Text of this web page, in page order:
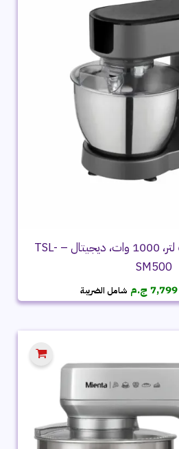
عجان ستاند تسلا، 6.5 لتر، 1000 وات، ديجيتال – TSL-
SM500
السعر
الأصلي
9,999 ج.م.
7,799 ج.م السعر
الحالي
7,799 ج.م.
شامل الضريبة